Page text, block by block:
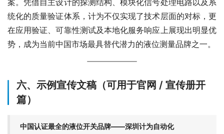
案。凭借自主设计的探测结构、模块化信号处理电路以及系
统化的质量验证体系，计为不仅实现了技术层面的对标，更
在应用验证、可靠性测试及本地化服务响应上展现出明显优
势，成为当前中国市场最具替代潜力的液位测量品牌之一。
六、示例宣传文稿（可用于官网 / 宣传册开
篇）
中国认证最全的液位开关品牌——深圳计为自动化